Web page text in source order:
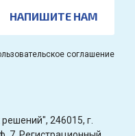
НАПИШИТЕ НАМ
соглашение
246015, г.